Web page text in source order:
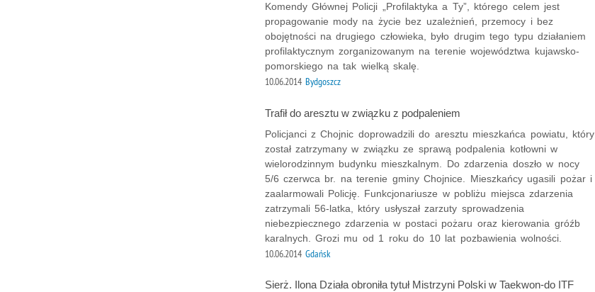
Komendy Głównej Policji „Profilaktyka a Ty”, którego celem jest
propagowanie mody na życie bez uzależnień, przemocy i bez
obojętności na drugiego człowieka, było drugim tego typu działaniem
profilaktycznym zorganizowanym na terenie województwa kujawsko-
pomorskiego na tak wielką skalę.
10.06.2014 Bydgoszcz
Trafił do aresztu w związku z podpaleniem
Policjanci z Chojnic doprowadzili do aresztu mieszkańca powiatu, który
został zatrzymany w związku ze sprawą podpalenia kotłowni w
wielorodzinnym budynku mieszkalnym. Do zdarzenia doszło w nocy
5/6 czerwca br. na terenie gminy Chojnice. Mieszkańcy ugasili pożar i
zaalarmowali Policję. Funkcjonariusze w pobliżu miejsca zdarzenia
zatrzymali 56-latka, który usłyszał zarzuty sprowadzenia
niebezpiecznego zdarzenia w postaci pożaru oraz kierowania gróźb
karalnych. Grozi mu od 1 roku do 10 lat pozbawienia wolności.
10.06.2014 Gdańsk
Sierż. Ilona Działa obroniła tytuł Mistrzyni Polski w Taekwon-do ITF